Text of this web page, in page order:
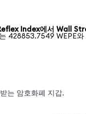
Index에서 Wall
는 428853.7549 WEPE와
는 암호화폐 지갑.